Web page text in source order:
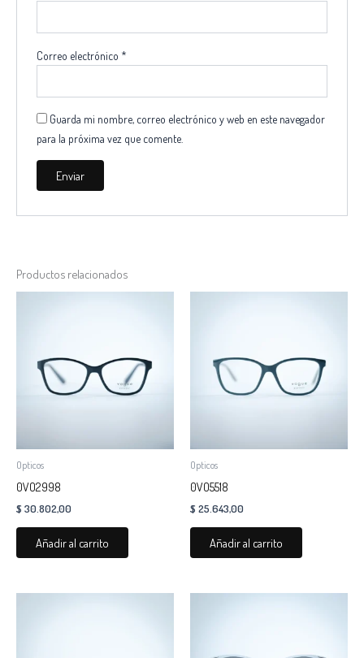
Correo electrónico *
Guarda mi nombre, correo electrónico y web en este navegador
para la próxima vez que comente.
Productos relacionados
Opticos
0VO2998
$ 30.802,00
Añadir al carrito
Opticos
0VO5518
$ 25.643,00
Añadir al carrito